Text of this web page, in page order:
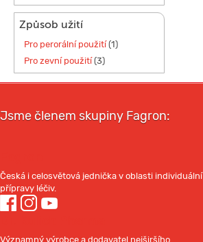
Způsob užití
Pro perorální použití (1)
Pro zevní použití (3)
Jsme členem skupiny Fagron:
Česká i celosvětová jednička v oblasti individuální
přípravy léčiv.
Významný výrobce a dodavatel nejširšího